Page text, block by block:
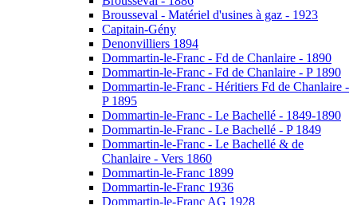
Brousseval - Matériel d'usines à gaz - 1923
Capitain-Gény
Denonvilliers 1894
Dommartin-le-Franc - Fd de Chanlaire - 1890
Dommartin-le-Franc - Fd de Chanlaire - P 1890
Dommartin-le-Franc - Héritiers Fd de Chanlaire -
P 1895
Dommartin-le-Franc - Le Bachellé - 1849-1890
Dommartin-le-Franc - Le Bachellé - P 1849
Dommartin-le-Franc - Le Bachellé & de
Chanlaire - Vers 1860
Dommartin-le-Franc 1899
Dommartin-le-Franc 1936
Dommartin-le-Franc AG 1928